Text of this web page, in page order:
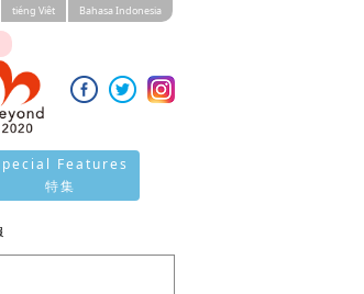
tiéng Viêt Bahasa Indonesia
Features
特集